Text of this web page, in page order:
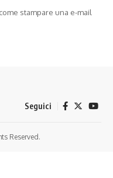
stampare una e-mail
Seguici
Reserved.